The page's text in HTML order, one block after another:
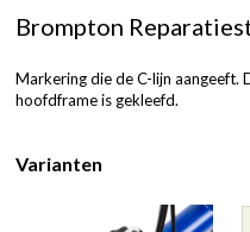
Brompton
Markering die de C-lijn aangeeft.
hoofdframe is gekleefd.
Varianten